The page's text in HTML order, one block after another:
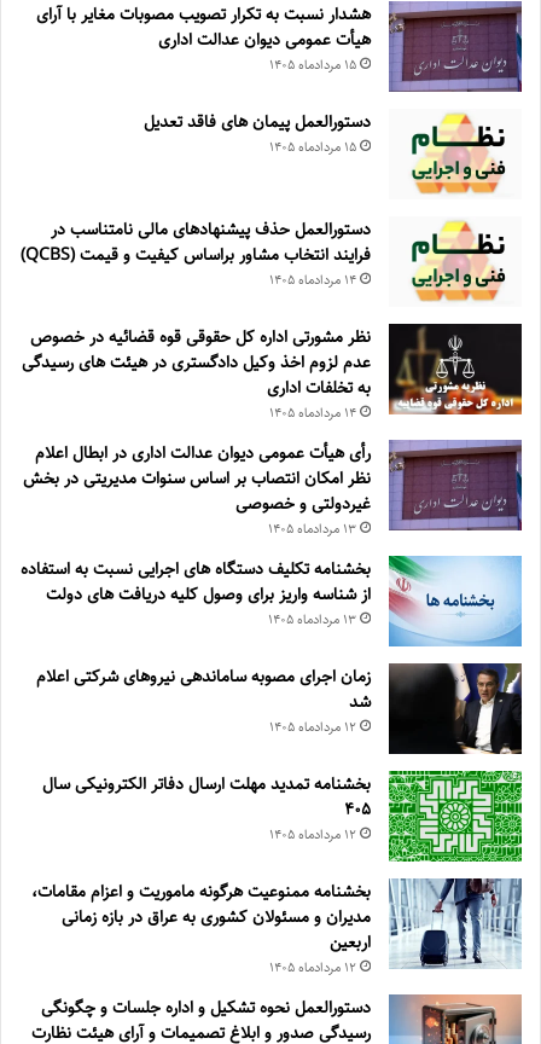
هشدار نسبت به تکرار تصویب مصوبات مغایر با آرای
هیأت عمومی دیوان عدالت اداری
۱۵ مرداد‌ماه ۱۴۰۵
دستورالعمل پیمان های فاقد تعدیل
۱۵ مرداد‌ماه ۱۴۰۵
دستورالعمل حذف پيشنهادهای مالی نامتناسب در
فرايند انتخاب مشاور براساس كيفيت و قيمت (QCBS)
۱۴ مرداد‌ماه ۱۴۰۵
نظر مشورتی اداره کل حقوقی قوه قضائیه در خصوص
عدم لزوم اخذ وکیل دادگستری در هیئت های رسیدگی
به تخلفات اداری
۱۴ مرداد‌ماه ۱۴۰۵
رأی هیأت عمومی دیوان عدالت اداری در ابطال اعلام
نظر امکان انتصاب بر اساس سنوات مدیریتی در بخش
غیردولتی و خصوصی
۱۳ مرداد‌ماه ۱۴۰۵
بخشنامه تکلیف دستگاه های اجرایی نسبت به استفاده
از شناسه واریز برای وصول کلیه دریافت های دولت
۱۳ مرداد‌ماه ۱۴۰۵
زمان اجرای مصوبه ساماندهی نیروهای شرکتی اعلام
شد
۱۲ مرداد‌ماه ۱۴۰۵
بخشنامه تمدید مهلت ارسال دفاتر الکترونیکی سال
۴۰۵
۱۲ مرداد‌ماه ۱۴۰۵
بخشنامه ممنوعیت هرگونه ماموریت و اعزام مقامات،
مدیران و مسئولان کشوری به عراق در بازه زمانی
اربعین
۱۲ مرداد‌ماه ۱۴۰۵
دستورالعمل نحوه تشکیل و اداره جلسات و چگونگی
رسیدگی صدور و ‏ابلاغ تصمیمات و‎ ‎آرای هیئت نظارت